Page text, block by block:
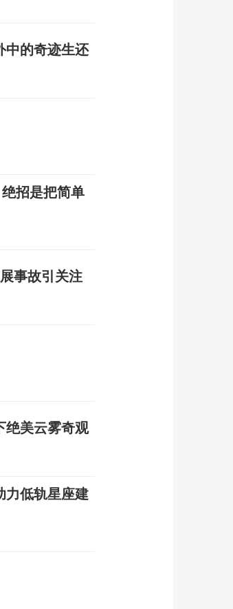
中的奇迹生还
招是把简单
事故引关注
绝美云雾奇观
力低轨星座建